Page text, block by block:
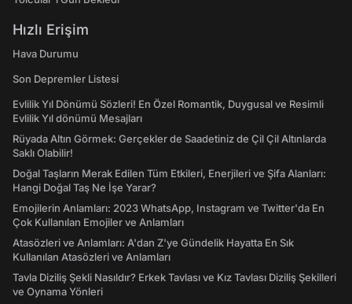
Hızlı Erişim
Hava Durumu
Son Depremler Listesi
Evlilik Yıl Dönümü Sözleri! En Özel Romantik, Duygusal ve Resimli
Evlilik Yıl dönümü Mesajları
Rüyada Altın Görmek: Gerçekler de Saadetiniz de Çil Çil Altınlarda
Saklı Olabilir!
Doğal Taşların Merak Edilen Tüm Etkileri, Enerjileri ve Şifa Alanları:
Hangi Doğal Taş Ne İşe Yarar?
Emojilerin Anlamları: 2023 WhatsApp, Instagram ve Twitter'da En
Çok Kullanılan Emojiler ve Anlamları
Atasözleri ve Anlamları: A'dan Z'ye Gündelik Hayatta En Sık
Kullanılan Atasözleri ve Anlamları
Tavla Diziliş Şekli Nasıldır? Erkek Tavlası ve Kız Tavlası Diziliş Şekilleri
ve Oynama Yönleri